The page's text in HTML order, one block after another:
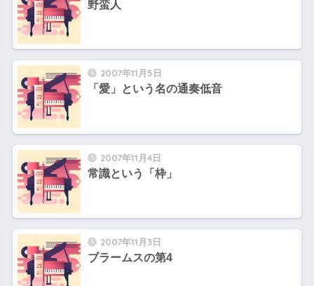
野蛮人
2007年11月5日
「愛」という名の通奏低音
2007年11月4日
常識という「枠」
2007年11月3日
ブラームスの第4